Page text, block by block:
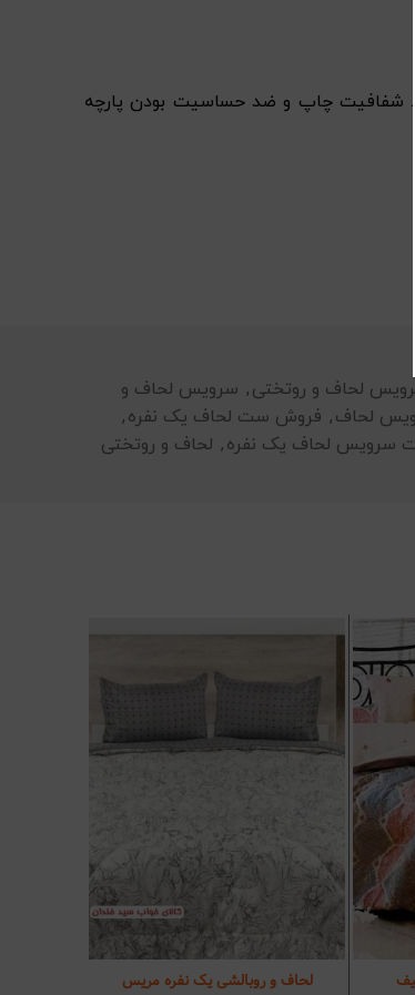
شفافیت چاپ و ضد حساسیت بودن پارچه
لحاف و روتختی, سرویس لحاف و
لحاف, فروش ست لحاف یک نفره,
سرویس لحاف یک نفره, لحاف و روتختی
افزودن به سبد خرید
لحاف و روبالشی یک نفره مریس